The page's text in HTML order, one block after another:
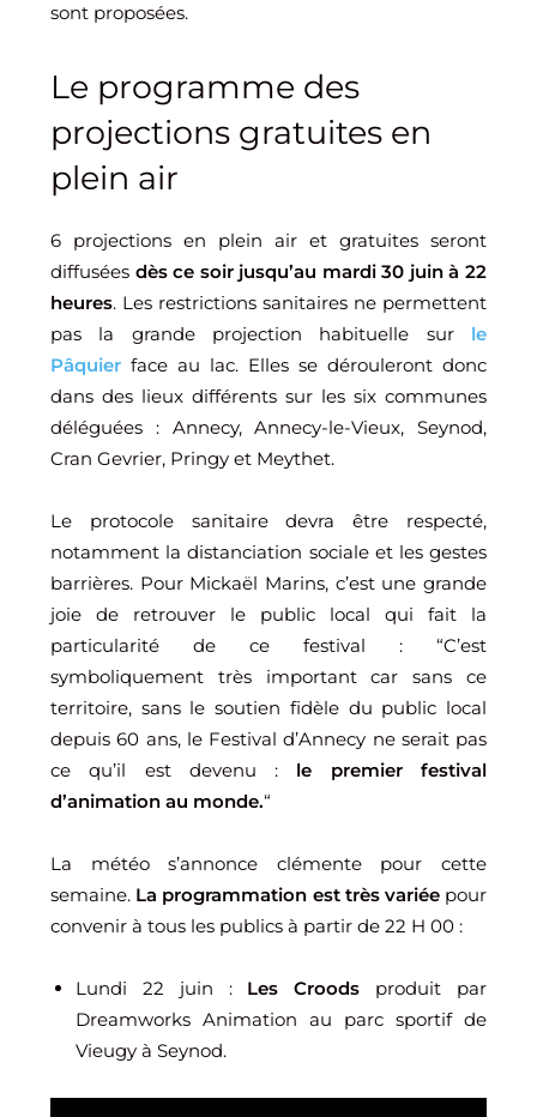
sont proposées.
Le programme des
projections gratuites en
plein air
6 projections en plein air et gratuites seront
diffusées dès ce soir jusqu’au mardi 30 juin à 22
heures. Les restrictions sanitaires ne permettent
pas la grande projection habituelle sur le
Pâquier face au lac. Elles se dérouleront donc
dans des lieux différents sur les six communes
déléguées : Annecy, Annecy-le-Vieux, Seynod,
Cran Gevrier, Pringy et Meythet.
Le protocole sanitaire devra être respecté,
notamment la distanciation sociale et les gestes
barrières. Pour Mickaël Marins, c’est une grande
joie de retrouver le public local qui fait la
particularité de ce festival : “C’est
symboliquement très important car sans ce
territoire, sans le soutien fidèle du public local
depuis 60 ans, le Festival d’Annecy ne serait pas
ce qu’il est devenu : le premier festival
d’animation au monde.“
La météo s’annonce clémente pour cette
semaine. La programmation est très variéepour
convenir à tous les publics à partir de 22 H 00 :
Lundi 22 juin : Les Croods produit par
Dreamworks Animation au parc sportif de
Vieugy à Seynod.